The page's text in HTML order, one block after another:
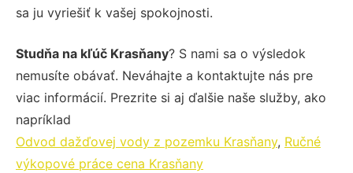
sa ju vyriešiť k vašej spokojnosti.
Studňa na kľúč Krasňany? S nami sa o výsledok
nemusíte obávať. Neváhajte a kontaktujte nás pre
viac informácií. Prezrite si aj ďalšie naše služby, ako
napríklad
Odvod dažďovej vody z pozemku Krasňany, Ručné
výkopové práce cena Krasňany